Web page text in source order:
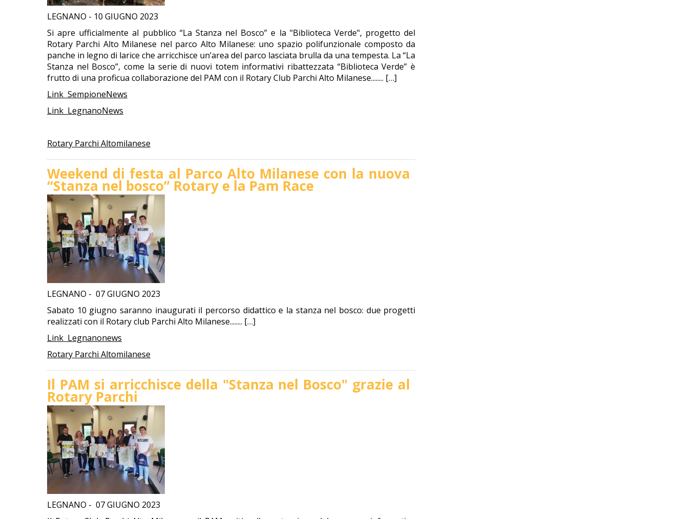
LEGNANO - 10 GIUGNO 2023
Si apre ufficialmente al pubblico “La Stanza nel Bosco” e la "Biblioteca Verde", progetto del
Rotary Parchi Alto Milanese nel parco Alto Milanese: uno spazio polifunzionale composto da
panche in legno di larice che arricchisce un’area del parco lasciata brulla da una tempesta. La “La
Stanza nel Bosco”, come la serie di nuovi totem informativi ribattezzata “Biblioteca Verde” è
frutto di una proficua collaborazione del PAM con il Rotary Club Parchi Alto Milanese........ […]
Link SempioneNews
Link LegnanoNews
Rotary Parchi Altomilanese
Weekend di festa al Parco Alto Milanese con la nuova
“Stanza nel bosco” Rotary e la Pam Race
LEGNANO - 07 GIUGNO 2023
Sabato 10 giugno saranno inaugurati il percorso didattico e la stanza nel bosco: due progetti
realizzati con il Rotary club Parchi Alto Milanese........ […]
Link Legnanonews
Rotary Parchi Altomilanese
Il PAM si arricchisce della "Stanza nel Bosco" grazie al
Rotary Parchi
LEGNANO - 07 GIUGNO 2023